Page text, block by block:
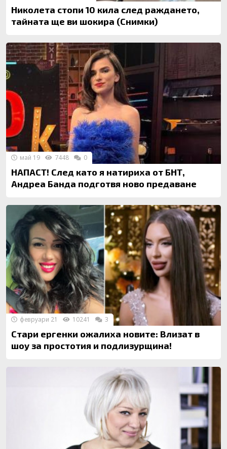
Николета стопи 10 кила след раждането,
тайната ще ви шокира (Снимки)
НАПАСТ! След като я натириха от БНТ,
Андреа Банда подготвя ново предаване
май 19 7448 0
Стари ергенки ожалиха новите: Влизат в
шоу за простотия и подлизурщина!
февруари 21 10241 3